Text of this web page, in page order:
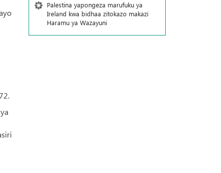
Palestina yapongeza marufuku ya
Ireland kwa bidhaa zitokazo makazi
Haramu ya Wazayuni